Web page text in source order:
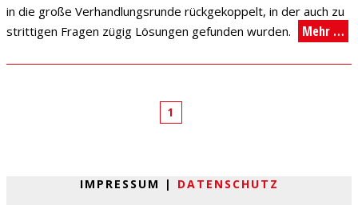
in die große Verhandlungsrunde rückgekoppelt, in der auch zu
strittigen Fragen zügig Lösungen gefunden wurden.
Mehr …
1
IMPRESSUM | DATENSCHUTZ